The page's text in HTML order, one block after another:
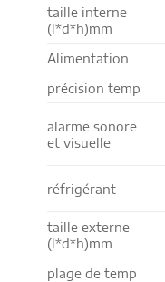
taille interne
(l*d*h)mm
Alimentation
précision temp
alarme sonore
et visuelle
réfrigérant
taille externe
(l*d*h)mm
plage de temp